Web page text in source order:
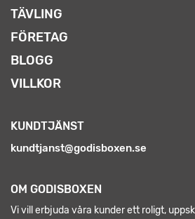
TÄVLING
FÖRETAG
BLOGG
VILLKOR
KUNDTJÄNST
kundtjanst@godisboxen.se
OM GODISBOXEN
Vi vill erbjuda våra kunder ett roligt,